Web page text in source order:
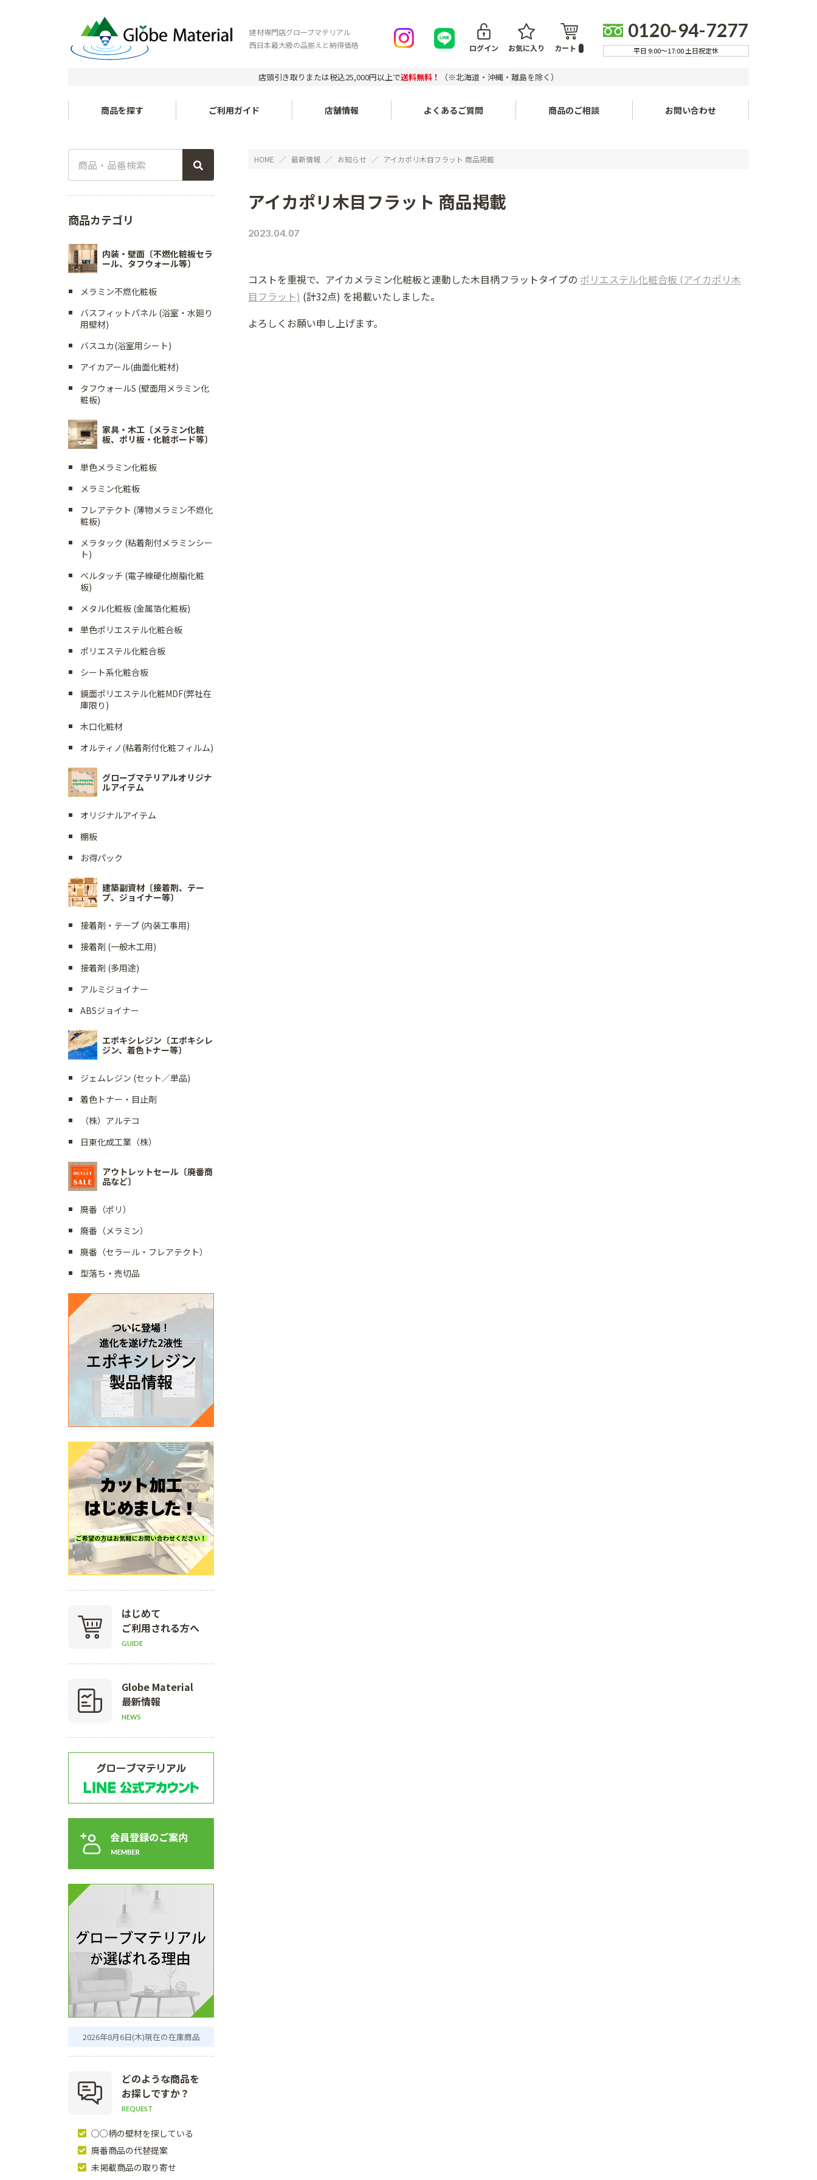
建材専門店グローブマテリアル
西日本最大級の品揃えと納得価格
ログイン お気に入り カート
0120-94-7277
平日 9:00～17:00 土日祝定休
店頭引き取りまたは税込25,000円以上で送料無料！ （※北海道・沖縄・離島を除く）
商品を探す
内装・壁面〔不燃化粧板セラ
家具・木工〔メラミン化粧
建築副資材〔接着剤、テー
プ、ジョイナー等〕
エポキシレジン〔エポキシレ
ジン、着色トナー等〕
ご利用ガイド
会員登録について
配送について
店舗情報 よくあるご質問 商品のご相談 お問い合わせ
HOME 最新情報 お知らせ アイカポリ木目フラット 商品掲載
アイカポリ木目フラット 商品掲載
2023.04.07
コストを重視で、アイカメラミン化粧板と連動した木目柄フラットタイプの ポリエステル化粧合板 (アイカポリ木
目フラット) (計32点) を掲載いたしました。
よろしくお願い申し上げます。
商品カテゴリ
内装・壁面〔不燃化粧板セラ
ール、タフウォール等〕
メラミン不燃化粧板
バスフィットパネル (浴室・水廻り
用壁材)
バスユカ(浴室用シート)
アイカアール(曲面化粧材)
タフウォールS (壁面用メラミン化
粧板)
家具・木工〔メラミン化粧
板、ポリ板・化粧ボード等〕
単色メラミン化粧板
メラミン化粧板
フレアテクト (薄物メラミン不燃化
粧板)
メラタック (粘着剤付メラミンシー
ト)
ベルタッチ (電子線硬化樹脂化粧
板)
メタル化粧板 (金属箔化粧板)
単色ポリエステル化粧合板
ポリエステル化粧合板
シート系化粧合板
鏡面ポリエステル化粧MDF(弊社在
庫限り)
木口化粧材
オルティノ(粘着剤付化粧フィルム)
グローブマテリアルオリジナ
ルアイテム
オリジナルアイテム
棚板
お得パック
建築副資材〔接着剤、テー
プ、ジョイナー等〕
接着剤・テープ (内装工事用)
接着剤 (一般木工用)
接着剤 (多用途)
アルミジョイナー
ABSジョイナー
エポキシレジン〔エポキシレ
ジン、着色トナー等〕
ジェムレジン (セット／単品)
着色トナー・目止剤
（株）アルテコ
日東化成工業（株）
アウトレットセール〔廃番商
品など〕
廃番（ポリ）
廃番（メラミン）
廃番（セラール・フレアテクト）
型落ち・売切品
はじめて
ご利用される方へ
GUIDE
Globe Material
最新情報
NEWS
2026年8月6日(木)現在の在庫商品
どのような商品を
お探しですか？
REQUEST
○○柄の壁材を探している
廃番商品の代替提案
未掲載商品の取り寄せ